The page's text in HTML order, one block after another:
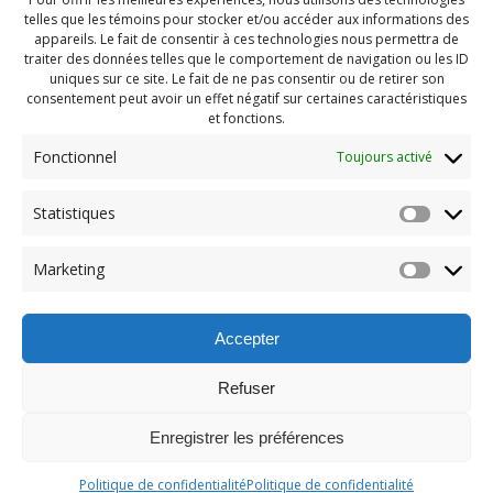
telles que les témoins pour stocker et/ou accéder aux informations des
appareils. Le fait de consentir à ces technologies nous permettra de
traiter des données telles que le comportement de navigation ou les ID
uniques sur ce site. Le fait de ne pas consentir ou de retirer son
consentement peut avoir un effet négatif sur certaines caractéristiques
et fonctions.
Fonctionnel Toujours activé
Statistiques
Marketing
Accepter
Refuser
Enregistrer les préférences
Politique de confidentialitéPolitique de confidentialité
Navigation
de
l'article
Previous
Pendragon Mai 2023 (87)
© 2026 Maison des Jeunes de Boucherville.